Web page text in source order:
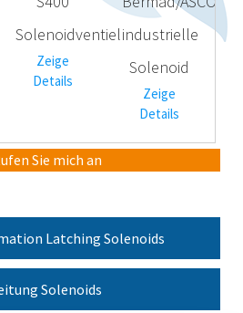
Solenoidventiel
Zeige
Details
industrielle
Solenoid
Zeige
Details
Sie mich an
Latching Solenoids
Solenoids